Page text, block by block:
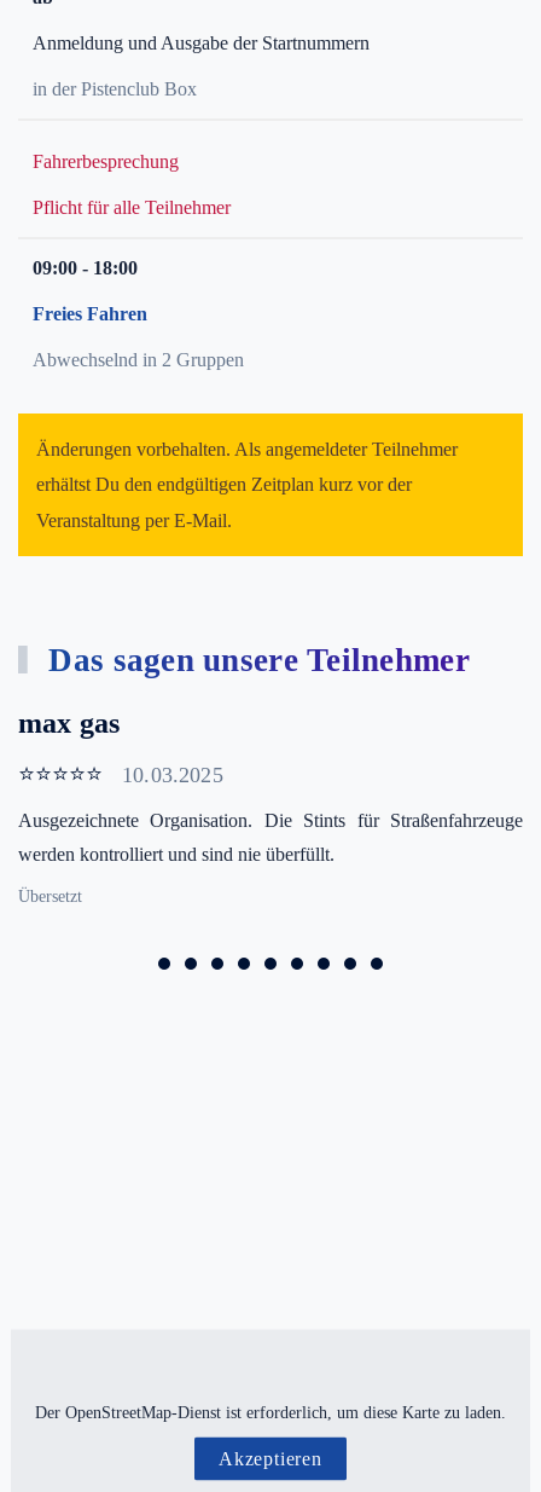
Anmeldung und Ausgabe der Startnummern
in der Pistenclub Box
Fahrerbesprechung
Pflicht für alle Teilnehmer
09:00 - 18:00
Freies Fahren
Abwechselnd in 2 Gruppen
Änderungen vorbehalten. Als angemeldeter Teilnehmer
erhältst Du den endgültigen Zeitplan kurz vor der
Veranstaltung per E-Mail.
Das sagen unsere Teilnehmer
max gas
⭐⭐⭐⭐⭐ 10.03.2025
Ausgezeichnete Organisation. Die Stints für Straßenfahrzeuge
werden kontrolliert und sind nie überfüllt.
Übersetzt
Der OpenStreetMap-Dienst ist erforderlich, um diese Karte zu laden.
Akzeptieren